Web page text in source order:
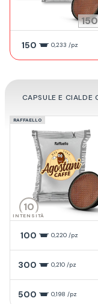
150
150 0,233 /pz
CAPSULE E CIALDE
RAFFAELLO
10
INTENSITÀ
100 0,220 /pz
300 0,210 /pz
500 0,198 /pz